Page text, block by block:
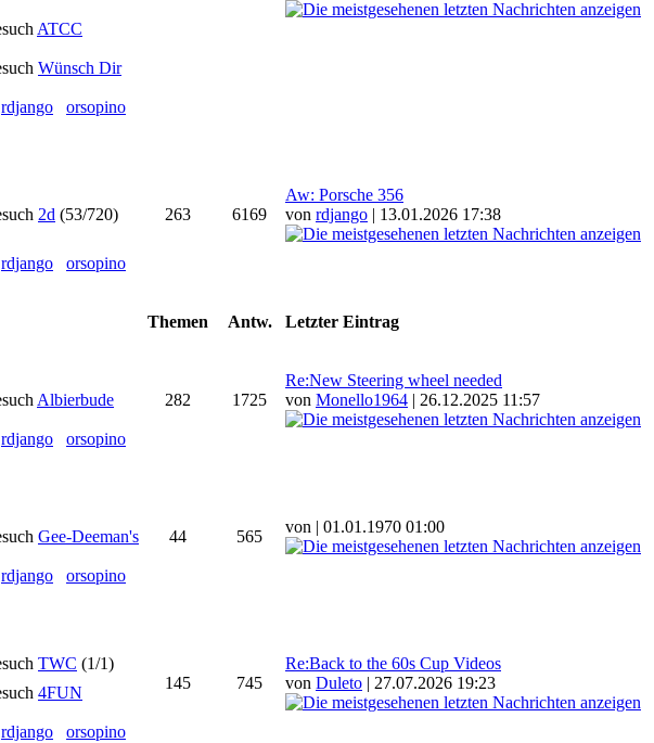
ATCC
Wünsch Dir
rdjango
orsopino
2d (53/720)
rdjango
orsopino
263 6169
Aw: Porsche 356
von rdjango | 13.01.2026 17:38
Themen Antw.
Letzter Eintrag
Albierbude
rdjango
orsopino
282 1725
Re:New Steering wheel needed
von Monello1964 | 26.12.2025 11:57
Gee-Deeman's
rdjango
orsopino
44 565
von | 01.01.1970 01:00
TWC (1/1)
4FUN
rdjango
orsopino
145 745
Re:Back to the 60s Cup Videos
von Duleto | 27.07.2026 19:23